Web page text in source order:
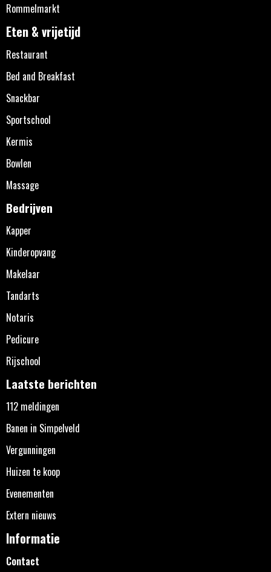
Rommelmarkt
Eten & vrijetijd
Restaurant
Bed and Breakfast
Snackbar
Sportschool
Kermis
Bowlen
Massage
Bedrijven
Kapper
Kinderopvang
Makelaar
Tandarts
Notaris
Pedicure
Rijschool
Laatste berichten
112 meldingen
Banen in Simpelveld
Vergunningen
Huizen te koop
Evenementen
Extern nieuws
Informatie
Contact